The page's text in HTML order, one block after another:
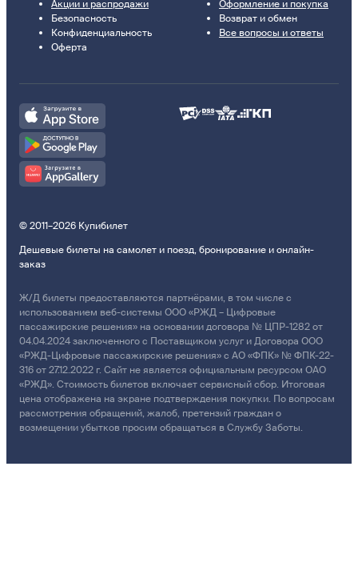
Акции и распродажи
Безопасность
Конфиденциальность
Оферта
Оформление и покупка
Возврат и обмен
Все вопросы и ответы
© 2011–2026 Купибилет
Дешевые билеты на самолет и поезд, бронирование и онлайн-
заказ
Ж/Д билеты предоставляются партнёрами, в том числе с
использованием веб-системы ООО «РЖД – Цифровые
пассажирские решения» на основании договора № ЦПР-1282 от
04.04.2024 заключенного с Поставщиком услуг и Договора ООО
«РЖД-Цифровые пассажирские решения» с АО «ФПК» № ФПК-22-
316 от 27.12.2022 г. Сайт не является официальным ресурсом ОАО
«РЖД». Стоимость билетов включает сервисный сбор. Итоговая
цена отображена на экране подтверждения покупки. По вопросам
рассмотрения обращений, жалоб, претензий граждан о
возмещении убытков просим обращаться в Службу Заботы.